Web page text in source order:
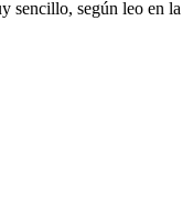
sencillo, según leo en la